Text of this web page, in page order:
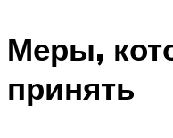
Меры,
принять